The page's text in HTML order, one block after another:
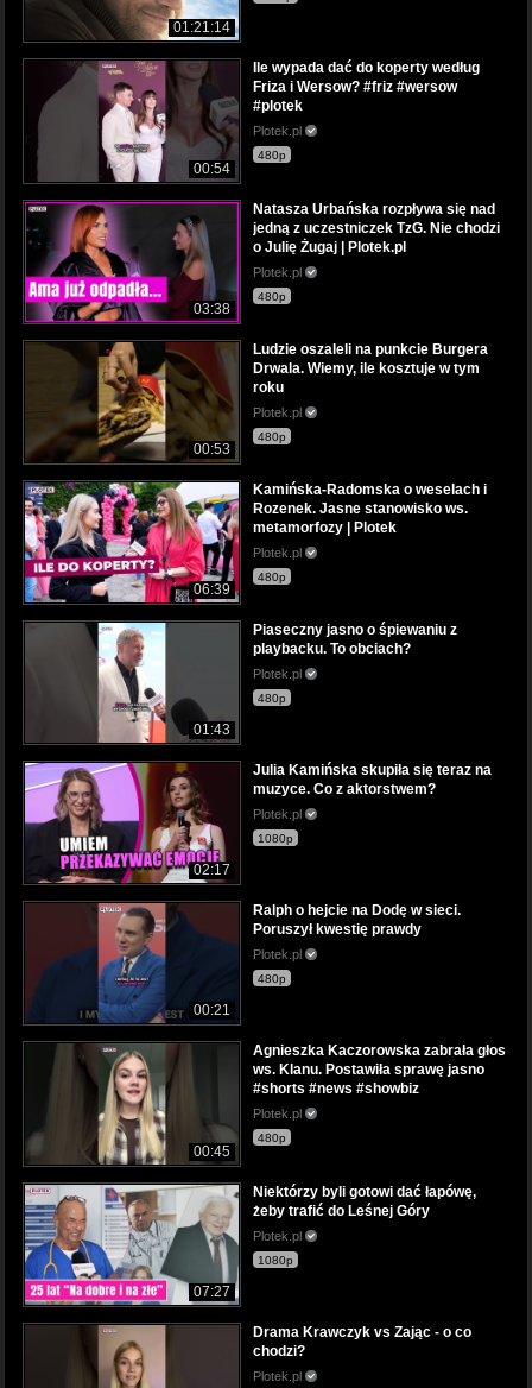
01:21:14
00:54
Ile wypada dać do koperty według
Friza i Wersow? #friz #wersow
#plotek
Plotek.pl
480p
03:38
Natasza Urbańska rozpływa się nad
jedną z uczestniczek TzG. Nie chodzi
o Julię Żugaj | Plotek.pl
Plotek.pl
480p
00:53
Ludzie oszaleli na punkcie Burgera
Drwala. Wiemy, ile kosztuje w tym
roku
Plotek.pl
480p
06:39
Kamińska-Radomska o weselach i
Rozenek. Jasne stanowisko ws.
metamorfozy | Plotek
Plotek.pl
480p
01:43
Piaseczny jasno o śpiewaniu z
playbacku. To obciach?
Plotek.pl
480p
02:17
Julia Kamińska skupiła się teraz na
muzyce. Co z aktorstwem?
Plotek.pl
1080p
00:21
Ralph o hejcie na Dodę w sieci.
Poruszył kwestię prawdy
Plotek.pl
480p
00:45
Agnieszka Kaczorowska zabrała głos
ws. Klanu. Postawiła sprawę jasno
#shorts #news #showbiz
Plotek.pl
480p
07:27
Niektórzy byli gotowi dać łapówę,
żeby trafić do Leśnej Góry
Plotek.pl
1080p
Drama Krawczyk vs Zając - o co
chodzi?
Plotek.pl